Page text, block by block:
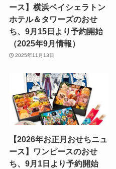
ース】横浜ベイシェラトン
ホテル＆タワーズのおせ
ち、9月15日より予約開始
（2025年9月情報）
2025年11月13日
【2026年お正月おせちニュ
ース】ワンピースのおせ
ち、9月1日より予約開始